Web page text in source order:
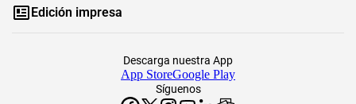
Edición impresa
Síguenos
Descarga nuestra App
App StoreGoogle Play